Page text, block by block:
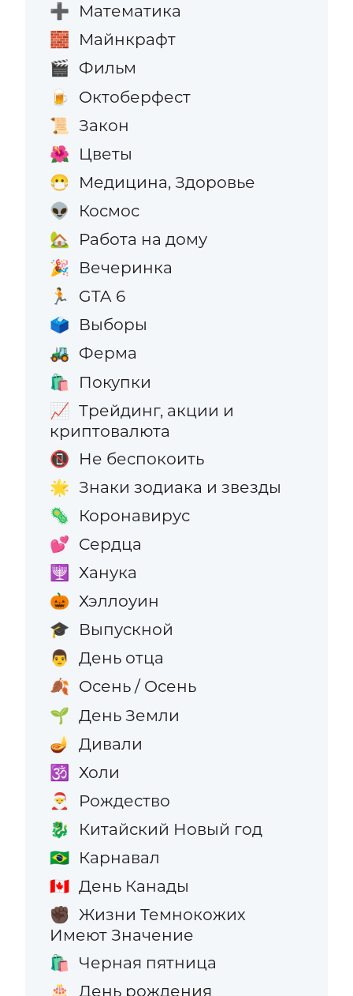
➕ Математика
🧱 Майнкрафт
🎬 Фильм
🍺 Октоберфест
📜 Закон
🌺 Цветы
😷 Медицина, Здоровье
👽 Космос
🏡 Работа на дому
🎉 Вечеринка
🏃 GTA 6
🗳️ Выборы
🚜 Ферма
🛍️ Покупки
📈 Трейдинг, акции и
криптовалюта
📵 Не беспокоить
🌟 Знаки зодиака и звезды
🦠 Коронавирус
💕 Сердца
🕎 Ханука
🎃 Хэллоуин
🎓 Выпускной
👨 День отца
🍂 Осень / Осень
🌱 День Земли
🪔 Дивали
🕉️ Холи
🎅 Рождество
🐉 Китайский Новый год
🇧🇷 Карнавал
🇨🇦 День Канады
✊🏿 Жизни Темнокожих
Имеют Значение
🛍️ Черная пятница
🎂 День рождения